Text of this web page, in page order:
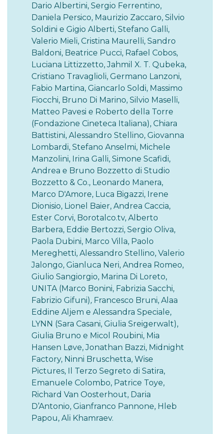
Dario Albertini, Sergio Ferrentino,
Daniela Persico, Maurizio Zaccaro, Silvio
Soldini e Gigio Alberti, Stefano Galli,
Valerio Mieli, Cristina Maurelli, Sandro
Baldoni, Beatrice Pucci, Rafael Cobos,
Luciana Littizzetto, Jahmil X. T. Qubeka,
Cristiano Travaglioli, Germano Lanzoni,
Fabio Martina, Giancarlo Soldi, Massimo
Fiocchi, Bruno Di Marino, Silvio Maselli,
Matteo Pavesi e Roberto della Torre
(Fondazione Cineteca Italiana), Chiara
Battistini, Alessandro Stellino, Giovanna
Lombardi, Stefano Anselmi, Michele
Manzolini, Irina Galli, Simone Scafidi,
Andrea e Bruno Bozzetto di Studio
Bozzetto & Co., Leonardo Manera,
Marco D'Amore, Luca Bigazzi, Irene
Dionisio, Lionel Baier, Andrea Caccia,
Ester Corvi, Borotalco.tv, Alberto
Barbera, Eddie Bertozzi, Sergio Oliva,
Paola Dubini, Marco Villa, Paolo
Mereghetti, Alessandro Stellino, Valerio
Jalongo, Gianluca Neri, Andrea Romeo,
Giulio Sangiorgio, Marina Di Loreto,
UNITA (Marco Bonini, Fabrizia Sacchi,
Fabrizio Gifuni), Francesco Bruni, Alaa
Eddine Aljem e Alessandra Speciale,
LYNN (Sara Casani, Giulia Sreigerwalt),
Giulia Bruno e Micol Roubini, Mia
Hansen Løve, Jonathan Bazzi, Midnight
Factory, Ninni Bruschetta, Wise
Pictures, Il Terzo Segreto di Satira,
Emanuele Colombo, Patrice Toye,
Richard Van Oosterhout, Daria
D’Antonio, Gianfranco Pannone, Hleb
Papou, Ali Khamraev.